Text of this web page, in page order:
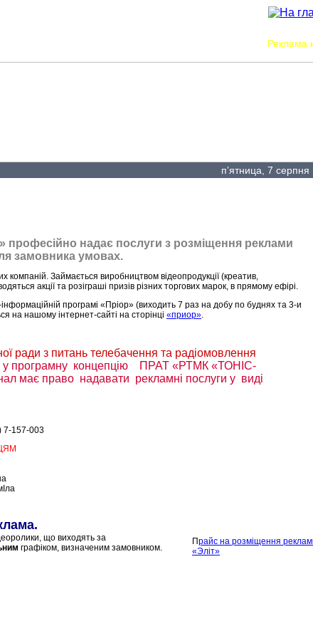
Реклама
п’ятница, 7 серпня
професійно надає послуги з розміщення реклами
замовника умовах.
компаній. Займається виробництвом відеопродукції (креатив,
акції та розіграші призів різних торгових марок, в прямому ефірі.
програмі «Пріор» (виходить 7 раз на добу по буднях та 3-и
на нашому інтернет-сайті на сторінці «приор».
ради з питань телебачення та радіомовлення
у програмну концепцію ПРАТ «РТМК «ТОНІС-
має право надавати рекламні послуги у виді
7-157-003
.
що виходять за
графіком, визначеним замовником.
Прайс на рoзміщення
«Эліт»